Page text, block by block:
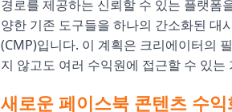
경로를 제공하는 신뢰할 수 있는 플랫폼
양한 기존 도구들을 하나의 간소화된 대
(CMP)입니다. 이 계획은 크리에이터의
지 않고도 여러 수익원에 접근할 수 있
새로운 페이스북 콘텐츠 수